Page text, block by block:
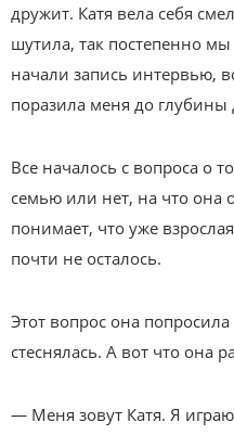
дружит. Катя вела себя
шутила, так постепенно
начали запись интервью,
поразила меня до
Все началось с вопроса о
семью или нет, на что она
понимает, что уже
почти не осталось.
Этот вопрос она
стеснялась. А вот что она
— Меня зовут Катя. Я